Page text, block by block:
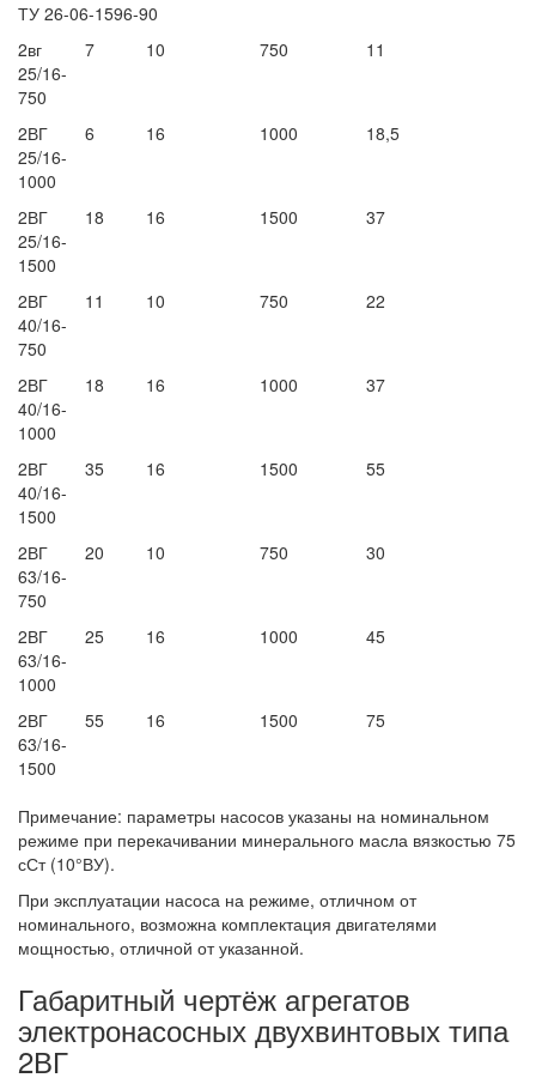
ТУ 26-06-1596-90
2вг
25/16-
750
7 10 750 11
2ВГ
25/16-
1000
6 16 1000 18,5
2ВГ
25/16-
1500
18 16 1500 37
2ВГ
40/16-
750
11 10 750 22
2ВГ
40/16-
1000
18 16 1000 37
2ВГ
40/16-
1500
35 16 1500 55
2ВГ
63/16-
750
20 10 750 30
2ВГ
63/16-
1000
25 16 1000 45
2ВГ
63/16-
1500
55 16 1500 75
Примечание: параметры насосов указаны на номинальном
режиме при перекачивании минерального масла вязкостью 75
сСт (10°ВУ).
При эксплуатации насоса на режиме, отличном от
номинального, возможна комплектация двигателями
мощностью, отличной от указанной.
Габаритный чертёж агрегатов
электронасосных двухвинтовых типа
2ВГ